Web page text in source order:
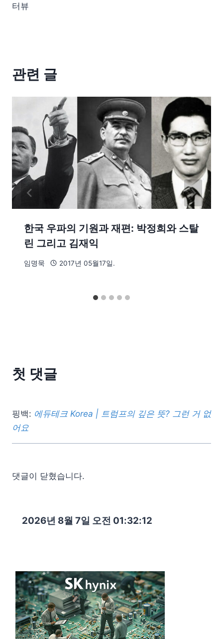
터뷰
관련 글
한국 우파의 기원과 재편: 박정희와 스탈
린 그리고 김재익
임명묵 2017년 05월17일.
첫 댓글
핑백: 에듀테크 Korea | 트럼프의 깊은 뜻? 그런 거 없
어요
댓글이 닫혔습니다.
2026년 8월 7일 오전 01:32:14